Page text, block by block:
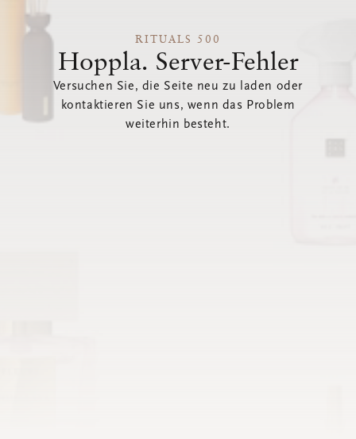
RITUALS 500
Hoppla. Server-Fehler
Versuchen Sie, die Seite neu zu laden oder
kontaktieren Sie uns, wenn das Problem
weiterhin besteht.